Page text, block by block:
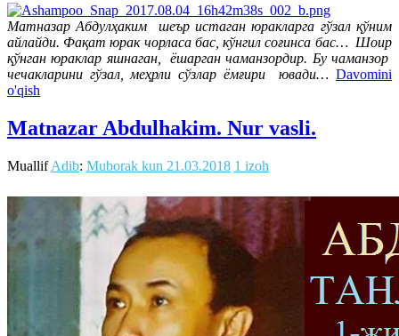
Матназар Абдулҳаким шеър истаган юракларга гўзал қўним
айлайди. Фақат юрак чорласа бас, кўнгил соғинса бас… Шоир
қўнган юраклар яшнаган, ёшарган чаманзордир. Бу чаманзор
чечакларини гўзал, меҳрли сўзлар ёмғири ювади… Davomini
o'qish
Matnazar Abdulhakim. Nur vasli.
MuallifAdib: Muborak kun 21.03.2018 1 izoh